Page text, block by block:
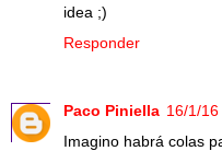
idea ;)
Responder
Paco Piniella 16/1/16
Imagino habrá colas